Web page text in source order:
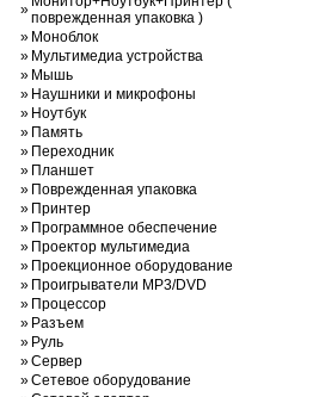
»поврежденная упаковка )
» Моноблок
» Мультимедиа устройства
» Мышь
» Наушники и микрофоны
» Ноутбук
» Память
» Переходник
» Планшет
» Поврежденная упаковка
» Принтер
» Программное обеспечение
» Проектор мультимедиа
» Проекционное оборудование
» Проигрыватели MP3/DVD
» Процессор
» Разъем
» Руль
»Сервер
»Сетевое оборудование